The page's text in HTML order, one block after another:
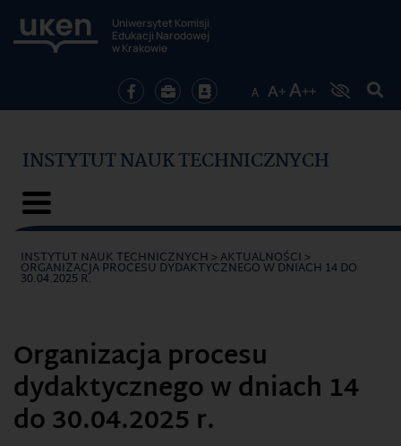
Uniwersytet Komisji
Edukacji Narodowej
w Krakowie
INSTYTUT NAUK TECHNICZNYCH
INSTYTUT NAUK TECHNICZNYCH>AKTUALNOŚCI>
ORGANIZACJA PROCESU DYDAKTYCZNEGO W DNIACH 14 DO
30.04.2025 R.
Organizacja procesu
dydaktycznego w dniach 14
do 30.04.2025 r.